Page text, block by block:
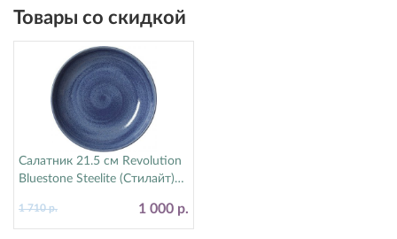
Товары со скидкой
Салатник 21.5 см Revolution
Bluestone Steelite (Стилайт)
1 000 р.
1 710 р.